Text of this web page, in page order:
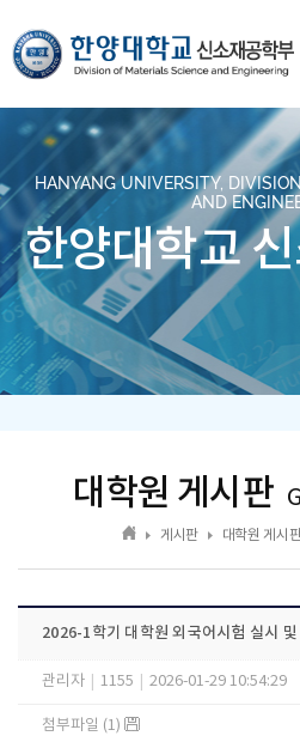
HANYANG UNIVERSITY,
AND
한양대학교
대학원 게시판
게시판 대학원 게시
2026-1학기 대학원 외국어시험 실시
관리자 1155 2026-01-29 10:54:29
첨부파일 (1)